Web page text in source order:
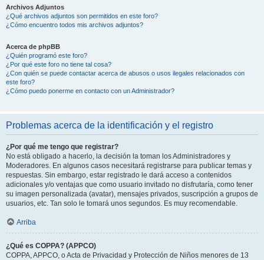
Archivos Adjuntos
¿Qué archivos adjuntos son permitidos en este foro?
¿Cómo encuentro todos mis archivos adjuntos?
Acerca de phpBB
¿Quién programó este foro?
¿Por qué este foro no tiene tal cosa?
¿Con quién se puede contactar acerca de abusos o usos ilegales relacionados con
este foro?
¿Cómo puedo ponerme en contacto con un Administrador?
Problemas acerca de la identificación y el registro
¿Por qué me tengo que registrar?
No está obligado a hacerlo, la decisión la toman los Administradores y
Moderadores. En algunos casos necesitará registrarse para publicar temas y
respuestas. Sin embargo, estar registrado le dará acceso a contenidos
adicionales y/o ventajas que como usuario invitado no disfrutaría, como tener
su imagen personalizada (avatar), mensajes privados, suscripción a grupos de
usuarios, etc. Tan solo le tomará unos segundos. Es muy recomendable.
Arriba
¿Qué es COPPA? (APPCO)
COPPA, APPCO, o Acta de Privacidad y Protección de Niños menores de 13